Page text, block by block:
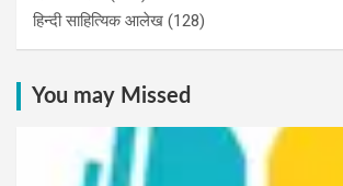
हिन्दी साहित्यिक आलेख (128)
You may Missed